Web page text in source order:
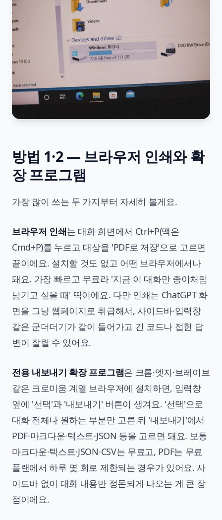
방법 1·2 — 브라우저 인쇄와 확
장 프로그램
가장 많이 쓰는 두 가지부터 자세히 볼게요.
브라우저 인쇄는 대화 화면에서 Ctrl+P(맥은
Cmd+P)를 누르고 대상을 'PDF로 저장'으로 고르면
끝이에요. 설치할 것도 없고 어떤 브라우저에서나
돼요. 가장 빠르고 무료라 '지금 이 대화만 종이처럼
남기고 싶을 때' 딱이에요. 다만 인쇄는 ChatGPT 화
면을 그냥 웹페이지로 취급해서, 사이드바·입력창
같은 군더더기가 같이 들어가고 긴 코드나 접힌 답
변이 잘릴 수 있어요.
전용 내보내기 확장 프로그램은 크롬·엣지·브레이브
같은 크로미움 계열 브라우저에 설치하면, 입력창
옆에 '선택'과 '내보내기' 버튼이 생겨요. '선택'으로
대화 전체나 원하는 부분만 고른 뒤 '내보내기'에서
PDF·마크다운·텍스트·JSON 등을 고르면 돼요. 보통
마크다운·텍스트·JSON·CSV는 무료고, PDF는 무료
플랜에서 하루 몇 회로 제한되는 경우가 있어요. 사
이드바 없이 대화 내용만 정돈되게 나오는 게 큰 장
점이에요.